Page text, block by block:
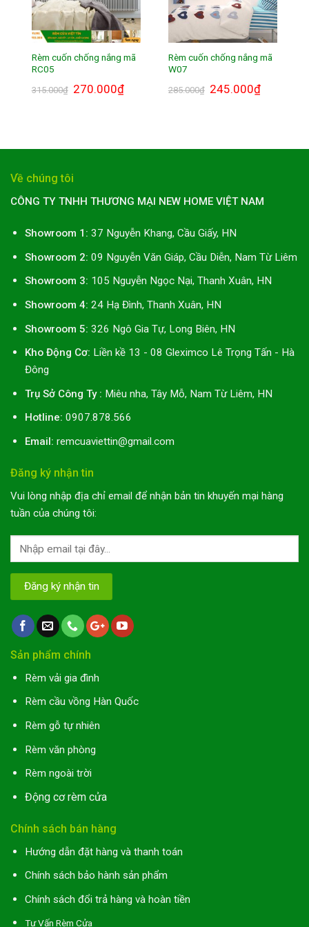
Rèm cuốn chống nắng mã
RC05
315.000₫ Giá
gốc
270.000₫Giá
hiện
Rèm cuốn chống nắng mã
W07
285.000₫ Giá
gốc
245.000₫Giá
hiện
Về chúng tôi
CÔNG TY TNHH THƯƠNG MẠI NEW HOME VIỆT NAM
Showroom 1: 37 Nguyễn Khang, Cầu Giấy, HN
Showroom 2: 09 Nguyễn Văn Giáp, Cầu Diễn, Nam Từ Liêm
Showroom 3: 105 Nguyễn Ngọc Nại, Thanh Xuân, HN
Showroom 4: 24 Hạ Đình, Thanh Xuân, HN
Showroom 5: 326 Ngô Gia Tự, Long Biên, HN
Kho Động Cơ: Liền kề 13 - 08 Gleximco Lê Trọng Tấn - Hà
Đông
Trụ Sở Công Ty : Miêu nha, Tây Mỗ, Nam Từ Liêm, HN
Hotline: 0907.878.566
Email: remcuaviettin@gmail.com
Đăng ký nhận tin
Vui lòng nhập địa chỉ email để nhận bản tin khuyến mại hàng
tuần của chúng tôi:
Sản phẩm chính
Rèm vải gia đình
Rèm cầu vồng Hàn Quốc
Rèm gỗ tự nhiên
Rèm văn phòng
Rèm ngoài trời
Động cơ rèm cửa
Chính sách bán hàng
Hướng dẫn đặt hàng và thanh toán
Chính sách bảo hành sản phẩm
Chính sách đổi trả hàng và hoàn tiền
Tư Vấn Rèm Cửa